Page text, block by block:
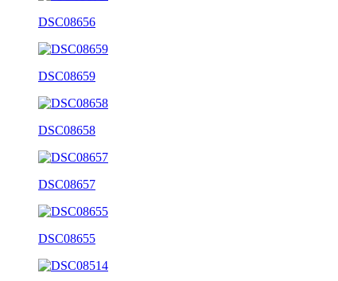
DSC08656
DSC08659
DSC08658
DSC08657
DSC08655